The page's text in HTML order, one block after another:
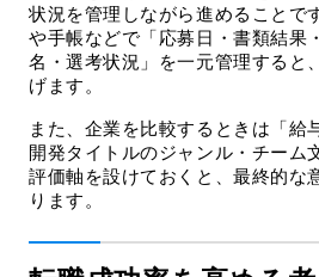
状況を管理しながら進めることで
や手帳などで「応募日・書類結果
名・選考状況」を一元管理すると
げます。
また、企業を比較するときは「給
開発タイトルのジャンル・チーム
評価軸を設けておくと、最終的な
ります。